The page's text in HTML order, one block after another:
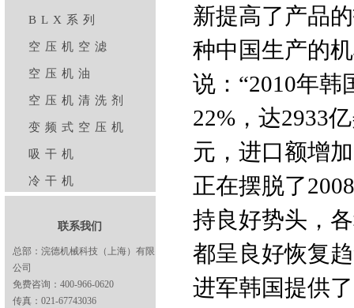
BLX系列
空压机空滤
空压机油
空压机清洗剂
变频式空压机
吸干机
冷干机
联系我们
总部：浣德机械科技（上海）有限
公司
免费咨询：400-966-0620
传真：021-67743036
新提高了产品
种中国生产的
说：“2010年
22%，达2933
元，进口额增
正在摆脱了
持良好势头，
都呈良好恢复
进军韩国提供